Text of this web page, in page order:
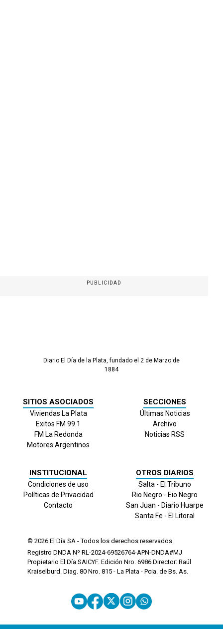
PUBLICIDAD
Diario El Día de la Plata, fundado el 2 de Marzo de
1884
SITIOS ASOCIADOS
Viviendas La Plata
Exitos FM 99.1
FM La Redonda
Motores Argentinos
SECCIONES
Últimas Noticias
Archivo
Noticias RSS
INSTITUCIONAL
Condiciones de uso
Políticas de Privacidad
Contacto
OTROS DIARIOS
Salta - El Tribuno
Rio Negro - Eio Negro
San Juan - Diario Huarpe
Santa Fe - El Litoral
© 2026 El Día SA - Todos los derechos reservados.
Registro DNDA Nº RL-2024-69526764-APN-DNDA#MJ
Propietario El Día SAICYF. Edición Nro. 6986 Director: Raúl
Kraiselburd. Diag. 80 Nro. 815 - La Plata - Pcia. de Bs. As.